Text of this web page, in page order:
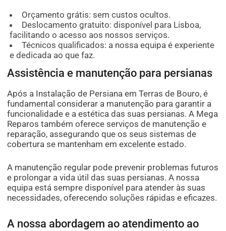
Orçamento grátis: sem custos ocultos.
Deslocamento gratuito: disponível para Lisboa,
facilitando o acesso aos nossos serviços.
Técnicos qualificados: a nossa equipa é experiente
e dedicada ao que faz.
Assistência e manutenção para persianas
Após a Instalação de Persiana em Terras de Bouro, é
fundamental considerar a manutenção para garantir a
funcionalidade e a estética das suas persianas. A Mega
Reparos também oferece serviços de manutenção e
reparação, assegurando que os seus sistemas de
cobertura se mantenham em excelente estado.
A manutenção regular pode prevenir problemas futuros
e prolongar a vida útil das suas persianas. A nossa
equipa está sempre disponível para atender às suas
necessidades, oferecendo soluções rápidas e eficazes.
A nossa abordagem ao atendimento ao